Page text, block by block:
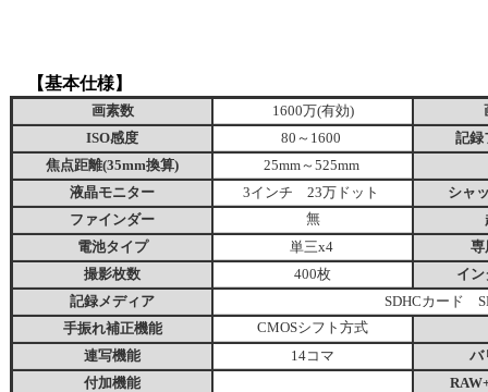
【基本仕様】
画素数 1600万(有効)
ISO感度
80～1600
記録
焦点距離(35mm換算)
25mm～525mm
液晶モニター
3インチ 23万ドット
シャ
ファインダー
無
電池タイプ
単三x4
専
撮影枚数
400枚
イ
記録メディア
SDHCカード
手振れ補正機能
CMOSシフト方式
連写機能 14コマ
バ
付加機能